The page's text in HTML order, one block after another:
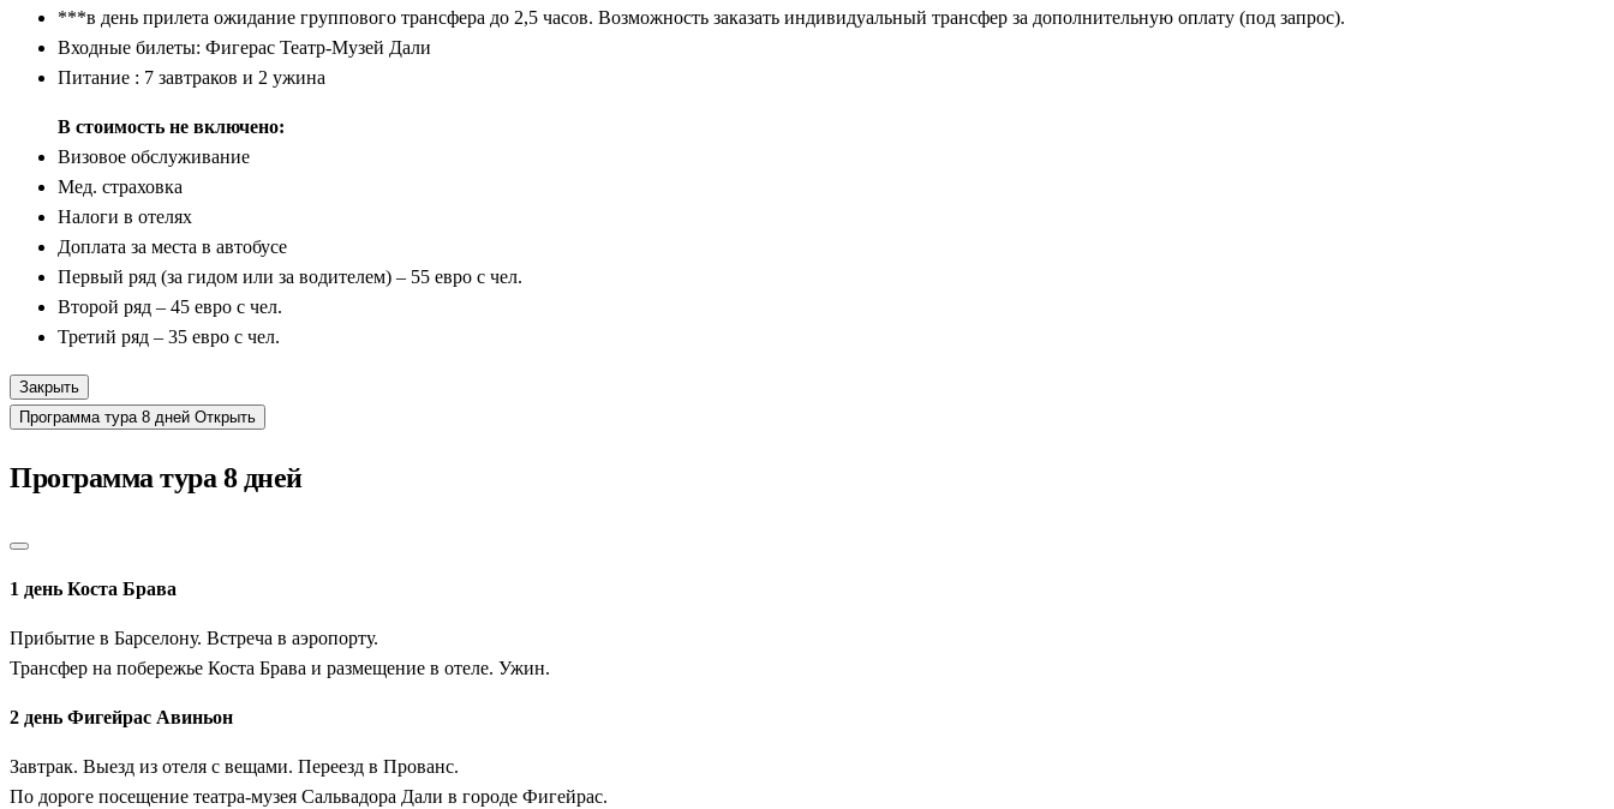
***в день прилета ожидание группового трансфера до 2,5 часов. Возможность заказать индивидуальный трансфер за дополнительную оплату (под запрос).
Входные билеты: Фигерас Театр-Музей Дали
Питание : 7 завтраков и 2 ужина
В стоимость не включено:
Визовое обслуживание
Мед. страховка
Налоги в отелях
Доплата за места в автобусе
Первый ряд (за гидом или за водителем) – 55 евро с чел.
Второй ряд – 45 евро с чел.
Третий ряд – 35 евро с чел.
Закрыть
Программа тура 8 дней Открыть
Программа тура 8 дней
1 день Коста Брава
Прибытие в Барселону. Встреча в аэропорту.
Трансфер на побережье Коста Брава и размещение в отеле. Ужин.
2 день Фигейрас Авиньон
Завтрак. Выезд из отеля с вещами. Переезд в Прованс.
По дороге посещение театра-музея Сальвадора Дали в городе Фигейрас.